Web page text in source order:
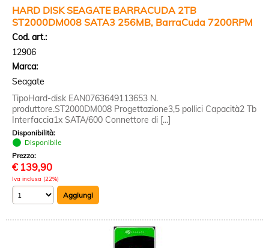
HARD DISK SEAGATE BARRACUDA 2TB
ST2000DM008 SATA3 256MB, BarraCuda 7200RPM
Cod. art.:
12906
Marca:
Seagate
TipoHard-disk EAN0763649113653 N.
produttore.ST2000DM008 Progettazione3,5 pollici Capacità2 Tb
Interfaccia1x SATA/600 Connettore di [...]
Disponibilità:
Disponibile
Prezzo:
€ 139,90
Iva inclusa (22%)